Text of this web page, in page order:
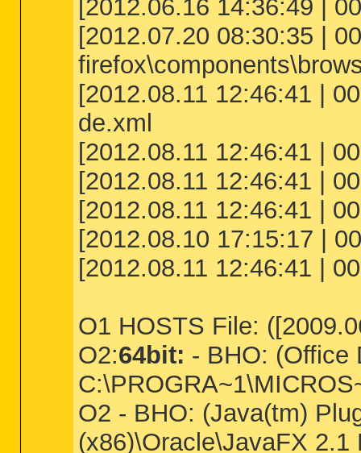
[2012.06.16 14:36:49 |
[2012.07.20 08:30:35 |
[2012.08.11 12:46:41 |
de.xml
[2012.08.11 12:46:41 |
[2012.08.11 12:46:41 |
[2012.08.11 12:46:41 |
[2012.08.10 17:15:17 |
[2012.08.11 12:46:41 |
O1 HOSTS File:
O2:64bit: - BHO: (Office
O2 - BHO: (Java(tm)
(x86)\Oracle\JavaFX